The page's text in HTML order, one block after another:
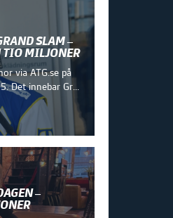
SLAM –
TIO MILJONER
via ATG.se på
Det innebar Gr...
–